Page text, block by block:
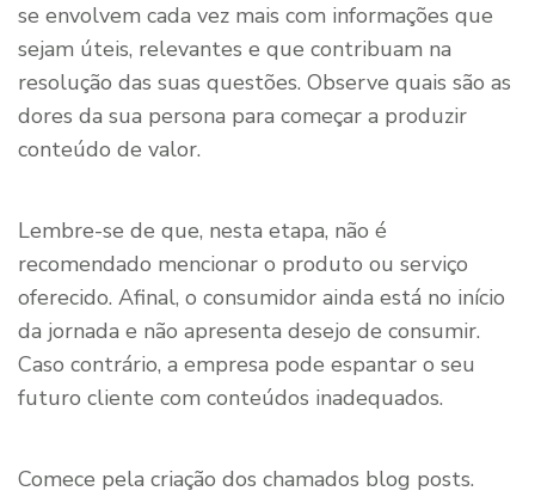
se envolvem cada vez mais com informações que
sejam úteis, relevantes e que contribuam na
resolução das suas questões. Observe quais são as
dores da sua persona para começar a produzir
conteúdo de valor.
Lembre-se de que, nesta etapa, não é
recomendado mencionar o produto ou serviço
oferecido. Afinal, o consumidor ainda está no início
da jornada e não apresenta desejo de consumir.
Caso contrário, a empresa pode espantar o seu
futuro cliente com conteúdos inadequados.
Comece pela criação dos chamados blog posts.